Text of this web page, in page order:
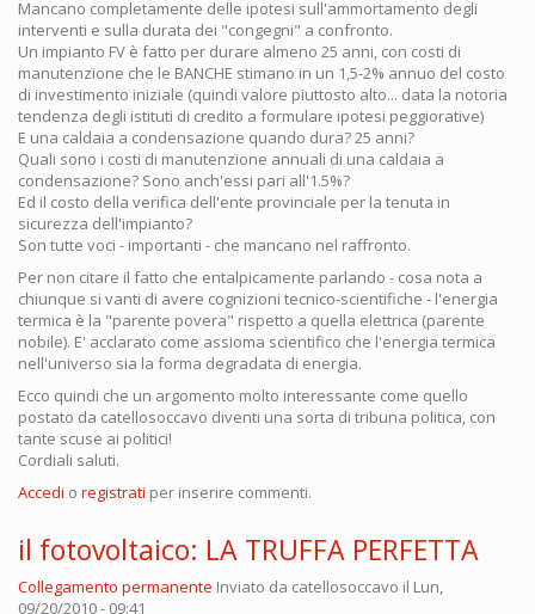
Mancano completamente delle ipotesi sull'ammortamento degli
interventi e sulla durata dei "congegni" a confronto.
Un impianto FV è fatto per durare almeno 25 anni, con costi di
manutenzione che le BANCHE stimano in un 1,5-2% annuo del costo
di investimento iniziale (quindi valore piuttosto alto... data la notoria
tendenza degli istituti di credito a formulare ipotesi peggiorative)
E una caldaia a condensazione quando dura? 25 anni?
Quali sono i costi di manutenzione annuali di una caldaia a
condensazione? Sono anch'essi pari all'1.5%?
Ed il costo della verifica dell'ente provinciale per la tenuta in
sicurezza dell'impianto?
Son tutte voci - importanti - che mancano nel raffronto.
Per non citare il fatto che entalpicamente parlando - cosa nota a
chiunque si vanti di avere cognizioni tecnico-scientifiche - l'energia
termica è la "parente povera" rispetto a quella elettrica (parente
nobile). E' acclarato come assioma scientifico che l'energia termica
nell'universo sia la forma degradata di energia.
Ecco quindi che un argomento molto interessante come quello
postato da catellosoccavo diventi una sorta di tribuna politica, con
tante scuse ai politici!
Cordiali saluti.
Accedi o registrati per inserire commenti.
il fotovoltaico: LA TRUFFA PERFETTA
Collegamento permanente Inviato da catellosoccavo il Lun,
09/20/2010 - 09:41